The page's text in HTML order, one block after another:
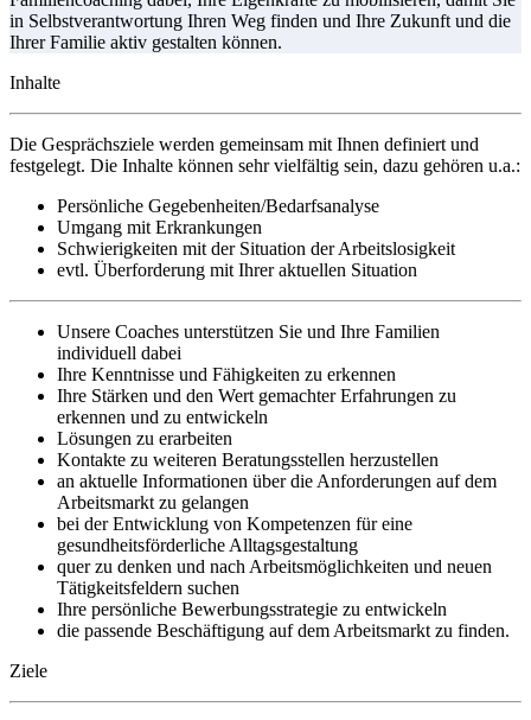
in Selbstverantwortung Ihren Weg finden und Ihre Zukunft und die
Ihrer Familie aktiv gestalten können.
Inhalte
Die Gesprächsziele werden gemeinsam mit Ihnen definiert und
festgelegt. Die Inhalte können sehr vielfältig sein, dazu gehören u.a.:
Persönliche Gegebenheiten/Bedarfsanalyse
Umgang mit Erkrankungen
Schwierigkeiten mit der Situation der Arbeitslosigkeit
evtl. Überforderung mit Ihrer aktuellen Situation
Unsere Coaches unterstützen Sie und Ihre Familien
individuell dabei
Ihre Kenntnisse und Fähigkeiten zu erkennen
Ihre Stärken und den Wert gemachter Erfahrungen zu
erkennen und zu entwickeln
Lösungen zu erarbeiten
Kontakte zu weiteren Beratungsstellen herzustellen
an aktuelle Informationen über die Anforderungen auf dem
Arbeitsmarkt zu gelangen
bei der Entwicklung von Kompetenzen für eine
gesundheitsförderliche Alltagsgestaltung
quer zu denken und nach Arbeitsmöglichkeiten und neuen
Tätigkeitsfeldern suchen
Ihre persönliche Bewerbungsstrategie zu entwickeln
die passende Beschäftigung auf dem Arbeitsmarkt zu finden.
Ziele